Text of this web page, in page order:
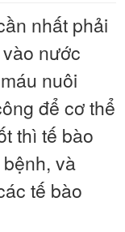
nhất phải
nước
nuôi
để cơ thể
thì tế bào
và
tế bào